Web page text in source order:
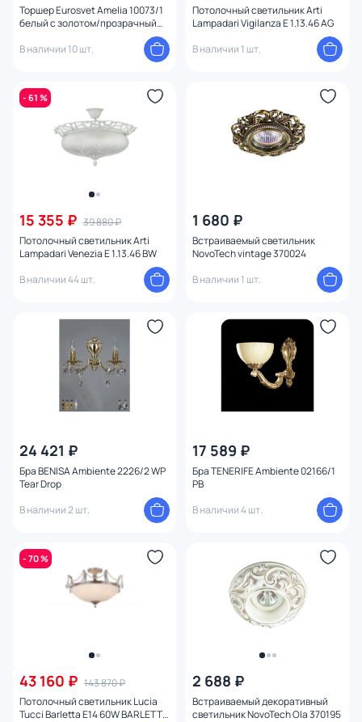
Торшер Eurosvet Amelia 10073/1
белый с золотом/прозрачный
4690389104657
В наличии 10 шт.
Потолочный светильник Arti
Lampadari Vigilanza E 1.13.46 AG
В наличии 1 шт.
- 61 %
15 355 ₽ 39 880 ₽
Потолочный светильник Arti
Lampadari Venezia E 1.13.46 BW
В наличии 44 шт.
1 680 ₽
Встраиваемый светильник
NovoTech vintage 370024
В наличии 1 шт.
24 421 ₽
Бра BENISA Ambiente 2226/2 WP
Tear Drop
В наличии 2 шт.
17 589 ₽
Бра TENERIFE Ambiente 02166/1
PB
В наличии 4 шт.
- 70 %
43 160 ₽ 143 870 ₽
Потолочный светильник Lucia
Tucci Barletta E14 60W BARLETTA
2 688 ₽
Встраиваемый декоративный
светильник NovoTech Ola 370195